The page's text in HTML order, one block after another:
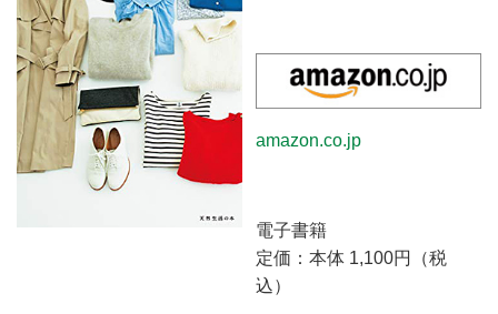
amazon.co.jp
電子書籍
定価：本体 1,100円（税
込）